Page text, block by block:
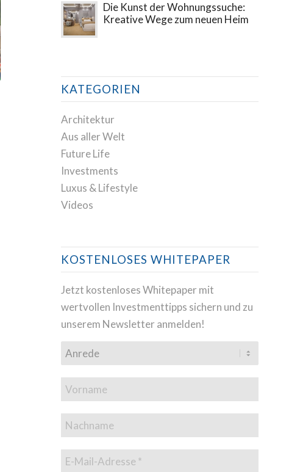
Die Kunst der Wohnungssuche:
Kreative Wege zum neuen Heim
KATEGORIEN
Architektur
Aus aller Welt
Future Life
Investments
Luxus & Lifestyle
Videos
KOSTENLOSES WHITEPAPER
Jetzt kostenloses Whitepaper mit
wertvollen Investmenttipps sichern und zu
unserem Newsletter anmelden!